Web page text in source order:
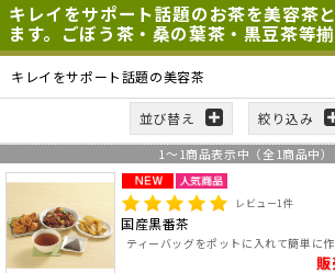
キレイをサポート話題のお茶を美容茶
ます。ごぼう茶・桑の葉茶・黒豆茶等揃
キレイをサポート話題の美容茶
並び替え 絞り込み
1 ～ 1商品表示中（全 1商品中）
レビュー1件
国産黒番茶
ティーバッグをポットに入れて簡単に作